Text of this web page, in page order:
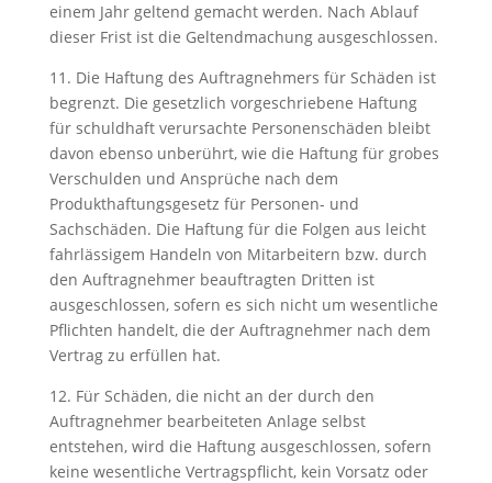
einem Jahr geltend gemacht werden. Nach Ablauf
dieser Frist ist die Geltendmachung ausgeschlossen.
11. Die Haftung des Auftragnehmers für Schäden ist
begrenzt. Die gesetzlich vorgeschriebene Haftung
für schuldhaft verursachte Personenschäden bleibt
davon ebenso unberührt, wie die Haftung für grobes
Verschulden und Ansprüche nach dem
Produkthaftungsgesetz für Personen- und
Sachschäden. Die Haftung für die Folgen aus leicht
fahrlässigem Handeln von Mitarbeitern bzw. durch
den Auftragnehmer beauftragten Dritten ist
ausgeschlossen, sofern es sich nicht um wesentliche
Pflichten handelt, die der Auftragnehmer nach dem
Vertrag zu erfüllen hat.
12. Für Schäden, die nicht an der durch den
Auftragnehmer bearbeiteten Anlage selbst
entstehen, wird die Haftung ausgeschlossen, sofern
keine wesentliche Vertragspflicht, kein Vorsatz oder